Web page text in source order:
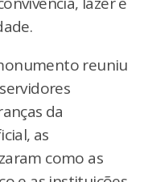
reuniu
da
as
como as